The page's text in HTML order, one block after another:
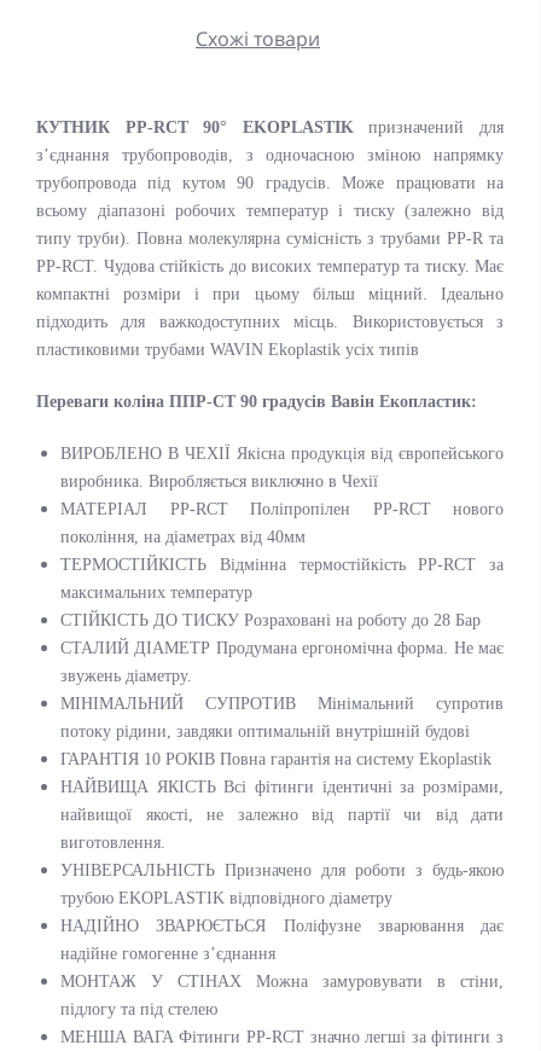
Схожі товари
КУТНИК PP-RCT 90° EKOPLASTIKпризначений для
з’єднання трубопроводів, з одночасною зміною напрямку
трубопровода під кутом 90 градусів. Може працювати на
всьому діапазоні робочих температур і тиску (залежно від
типу труби). Повна молекулярна сумісність з трубами PP-R та
PP-RCT. Чудова стійкість до високих температур та тиску. Має
компактні розміри і при цьому більш міцний. Ідеально
підходить для важкодоступних місць. Використовується з
пластиковими трубами WAVIN Ekoplastik усіх типів
Переваги коліна ППР-СТ 90 градусів Вавін Екопластик:
ВИРОБЛЕНО В ЧЕХІЇ Якісна продукція від європейського
виробника. Виробляється виключно в Чехії
МАТЕРІАЛ PP-RCT Поліпропілен PP-RCT нового
покоління, на діаметрах від 40мм
ТЕРМОСТІЙКІСТЬ Відмінна термостійкість PP-RCT за
максимальних температур
СТІЙКІСТЬ ДО ТИСКУ Розраховані на роботу до 28 Бар
СТАЛИЙ ДІАМЕТР Продумана ергономічна форма. Не має
звужень діаметру.
МІНІМАЛЬНИЙ СУПРОТИВ Мінімальний супротив
потоку рідини, завдяки оптимальній внутрішній будові
ГАРАНТІЯ 10 РОКІВ Повна гарантія на систему Ekoplastik
НАЙВИЩА ЯКІСТЬ Всі фітинги ідентичні за розмірами,
найвищої якості, не залежно від партії чи від дати
виготовлення.
УНІВЕРСАЛЬНІСТЬ Призначено для роботи з будь-якою
трубою EKOPLASTIK відповідного діаметру
НАДІЙНО ЗВАРЮЄТЬСЯ Поліфузне зварювання дає
надійне гомогенне з’єднання
МОНТАЖ У СТІНАХ Можна замуровувати в стіни,
підлогу та під стелею
МЕНША ВАГА Фітинги PP-RCT значно легші за фітинги з